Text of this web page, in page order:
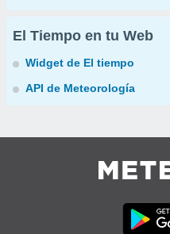
El Tiempo en tu Web
Widget de El tiempo
API de Meteorología